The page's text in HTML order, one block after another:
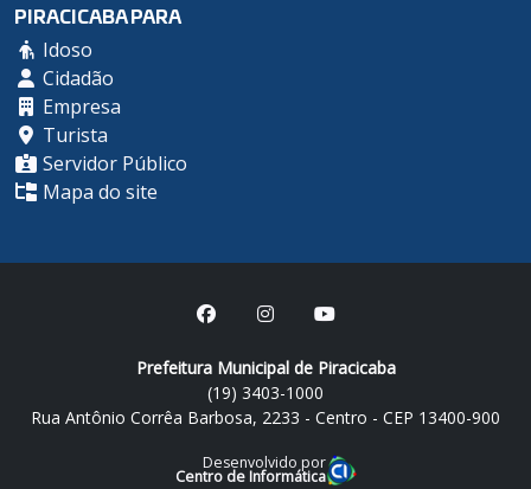
PIRACICABA PARA
Idoso
Cidadão
Empresa
Turista
Servidor Público
Mapa do site
Prefeitura Municipal de Piracicaba
(19) 3403-1000
Rua Antônio Corrêa Barbosa, 2233 - Centro - CEP 13400-900
Desenvolvido por
Centro de Informática